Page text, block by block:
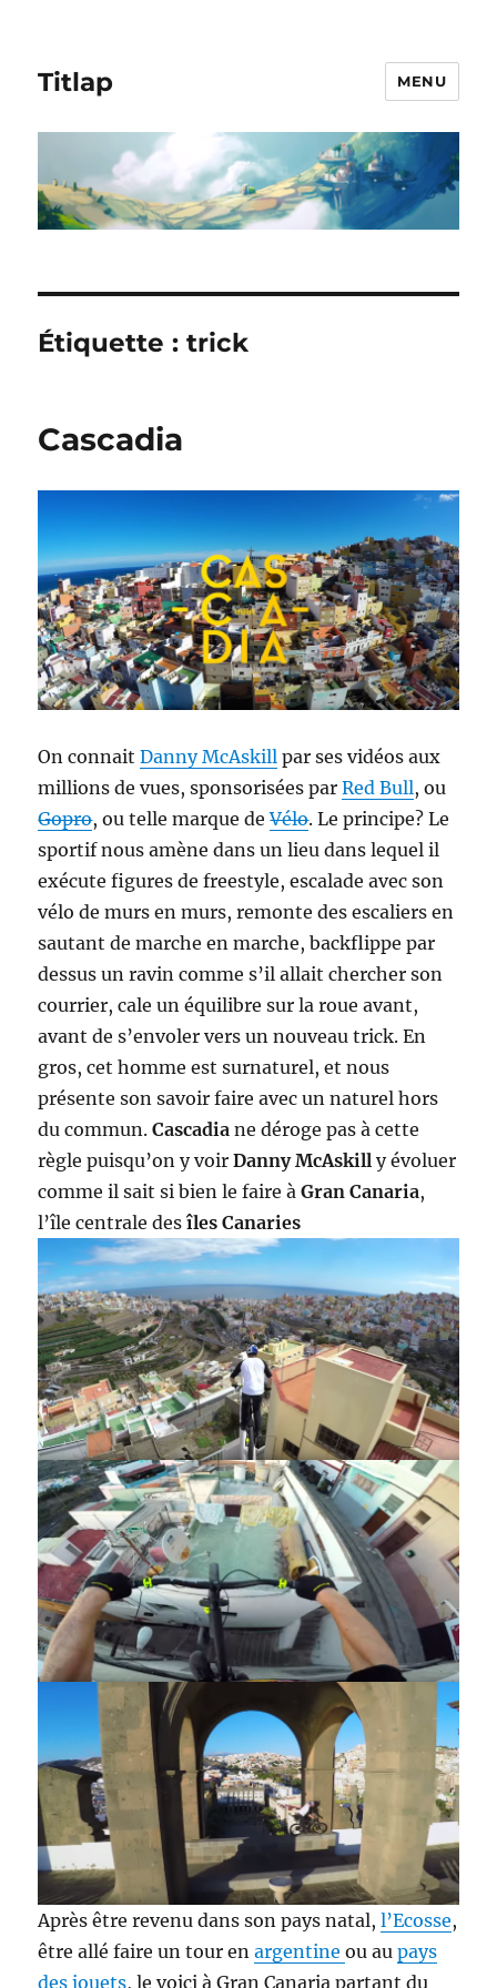
Titlap MENU
Étiquette :trick
Cascadia
On connaitDanny McAskill par ses vidéos aux
millions de vues, sponsorisées parRed Bull, ou
Gopro, ou telle marque deVélo. Le principe? Le
sportif nous amène dans un lieu dans lequel il
exécute figures de freestyle, escalade avec son
vélo de murs en murs, remonte des escaliers en
sautant de marche en marche, backflippe par
dessus un ravin comme s’il allait chercher son
courrier, cale un équilibre sur la roue avant,
avant de s’envoler vers un nouveau trick. En
gros, cet homme est surnaturel, et nous
présente son savoir faire avec un naturel hors
du commun.Cascadia ne déroge pas à cette
règle puisqu’on y voirDanny McAskill y évoluer
comme il sait si bien le faire àGran Canaria,
l’île centrale desîles Canaries
Après être revenu dans son pays natal,l’Ecosse,
être allé faire un tour enargentineou aupays
des jouets, le voici à Gran Canaria partant du